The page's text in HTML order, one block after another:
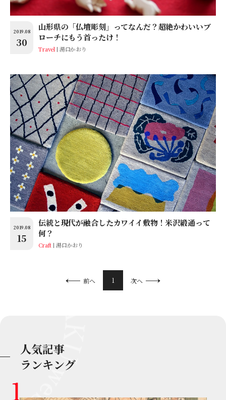
2019.08
30
山形県の「仏壇彫刻」ってなんだ？超絶かわいいブ
ローチにもう首ったけ！
Travel 湯口かおり
2019.08
15
伝統と現代が融合したカワイイ敷物！米沢緞通って
何？
Craft 湯口かおり
前へ 1 次へ
人気記事
ランキング